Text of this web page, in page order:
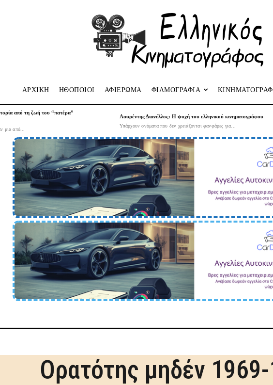
ΑΡΧΙΚΗ HΘΟΠΟΙΟΙ ΑΦΙΕΡΩΜΑ ΦΙΛΜΟΓΡΑΦΙΑ
από τη ζωή του “πατέρα”
μια από...
Λαυρέντης Διανέλλος: Η ψυχή του ελληνικού κινηματογράφου
Υπάρχουν ονόματα που δεν χρειάζονται φανφάρες για...
Ορατότης μηδέν